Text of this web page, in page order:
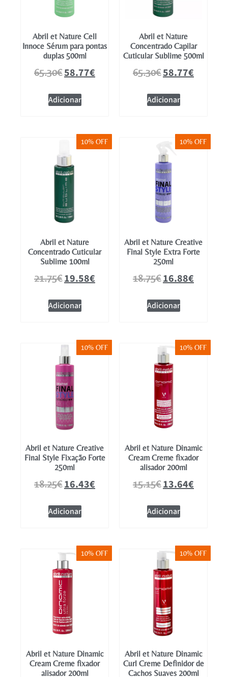
Abril et Nature Cell
Innoce Sérum para pontas
duplas 500ml
65.30€58.77€
Adicionar
Abril et Nature
Concentrado Capilar
Cuticular Sublime 500ml
65.30€58.77€
Adicionar
10% OFF
Abril et Nature
Concentrado Cuticular
Sublime 100ml
21.75€19.58€
Adicionar
10% OFF
Abril et Nature Creative
Final Style Extra Forte
250ml
18.75€16.88€
Adicionar
10% OFF
Abril et Nature Creative
Final Style Fixação Forte
250ml
18.25€16.43€
Adicionar
10% OFF
Abril et Nature Dinamic
Cream Creme fixador
alisador 200ml
15.15€13.64€
Adicionar
10% OFF
Abril et Nature Dinamic
Cream Creme fixador
alisador 200ml
10% OFF
Abril et Nature Dinamic
Curl Creme Definidor de
Cachos Suaves 200ml